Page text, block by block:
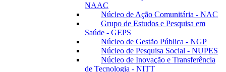
NAAC
Núcleo de Ação Comunitária - NAC
Grupo de Estudos e Pesquisa em
Saúde - GEPS
Núcleo de Gestão Pública - NGP
Núcleo de Pesquisa Social - NUPES
Núcleo de Inovação e Transferência
de Tecnologia - NITT